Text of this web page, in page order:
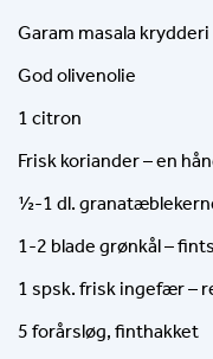
Garam masala krydderi
God olivenolie
1 citron
Frisk koriander – en
½-1 dl.
1-2 blade grønkål –
1 spsk. frisk ingefær –
5 forårsløg, finthakket